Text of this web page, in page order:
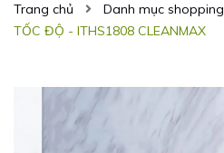
Trang chủ Danh mục shopping
TỐC ĐỘ - ITHS1808 CLEANMAX